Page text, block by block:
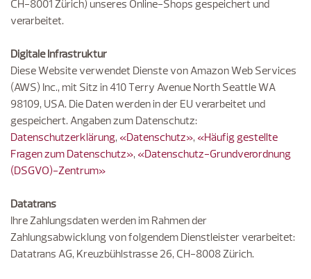
CH-8001 Zürich) unseres Online-Shops gespeichert und
verarbeitet.
Digitale Infrastruktur
Diese Website verwendet Dienste von Amazon Web Services
(AWS) Inc., mit Sitz in 410 Terry Avenue North Seattle WA
98109, USA. Die Daten werden in der EU verarbeitet und
gespeichert. Angaben zum Datenschutz:
Datenschutzerklärung, «Datenschutz», «Häufig gestellte
Fragen zum Datenschutz», «Datenschutz-Grundverordnung
(DSGVO)-Zentrum»
Datatrans
Ihre Zahlungsdaten werden im Rahmen der
Zahlungsabwicklung von folgendem Dienstleister verarbeitet:
Datatrans AG, Kreuzbühlstrasse 26, CH-8008 Zürich.